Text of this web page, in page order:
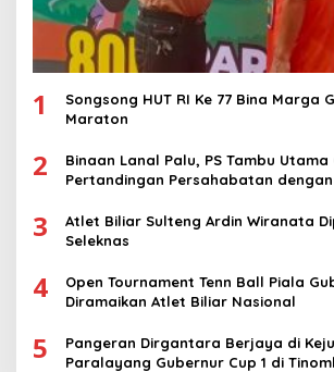
1
Songsong HUT RI Ke 77 Bina Marga
Maraton
2
Binaan Lanal Palu, PS Tambu Utama
Pertandingan Persahabatan dengan
3
Atlet Biliar Sulteng Ardin Wiranata
Seleknas
4
Open Tournament Tenn Ball Piala
Diramaikan Atlet Biliar Nasional
5
Pangeran Dirgantara Berjaya di
Paralayang Gubernur Cup 1 di